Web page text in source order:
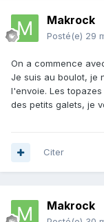
Makrock
Posté(e) 29
On a commence
Je suis au boulot, je
l'envoie. Les
des petits galets, je
Citer
Makrock